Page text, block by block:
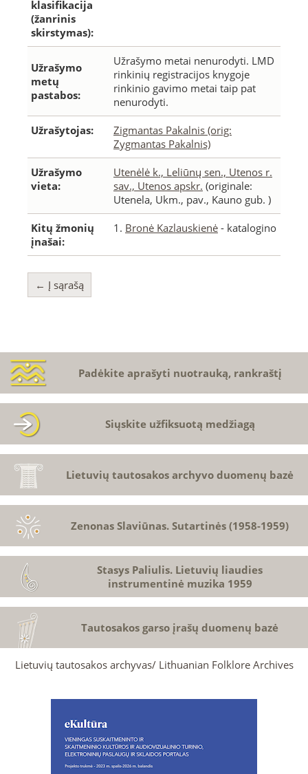
klasifikacija
(žanrinis
skirstymas):
Užrašymo
metų
pastabos:
Užrašymo metai nenurodyti. LMD
rinkinių registracijos knygoje
rinkinio gavimo metai taip pat
nenurodyti.
Užrašytojas:
Zigmantas Pakalnis (orig:
Zygmantas Pakalnis)
Užrašymo
vieta:
Utenėlė k., Leliūnų sen., Utenos r.
sav., Utenos apskr. (originale:
Utenela, Ukm., pav., Kauno gub. )
Kitų žmonių
įnašai:
1. Bronė Kazlauskienė - katalogino
← Į sąrašą
Padėkite aprašyti nuotrauką, rankraštį
Siųskite užfiksuotą medžiagą
Lietuvių tautosakos archyvo duomenų bazė
Zenonas Slaviūnas. Sutartinės (1958-1959)
Stasys Paliulis. Lietuvių liaudies
instrumentinė muzika 1959
Tautosakos garso įrašų duomenų bazė
Lietuvių tautosakos archyvas/ Lithuanian Folklore Archives